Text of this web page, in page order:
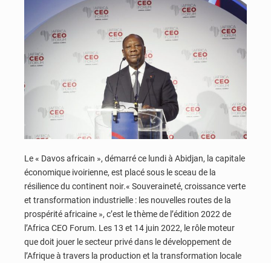
Le « Davos africain », démarré ce lundi à Abidjan, la capitale
économique ivoirienne, est placé sous le sceau de la
résilience du continent noir.« Souveraineté, croissance verte
et transformation industrielle : les nouvelles routes de la
prospérité africaine », c’est le thème de l’édition 2022 de
l’Africa CEO Forum. Les 13 et 14 juin 2022, le rôle moteur
que doit jouer le secteur privé dans le développement de
l’Afrique à travers la production et la transformation locale